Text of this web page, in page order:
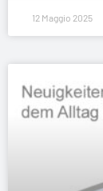
12 Maggio 2025